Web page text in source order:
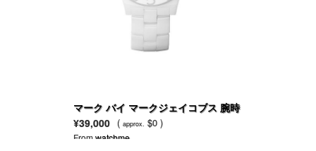
マーク バイ マークジェイコブス 腕時
計 レディース 白セラミック ブレスレ
ット MBM9500
¥39,000 ( approx. $0 )
Fromwatchme